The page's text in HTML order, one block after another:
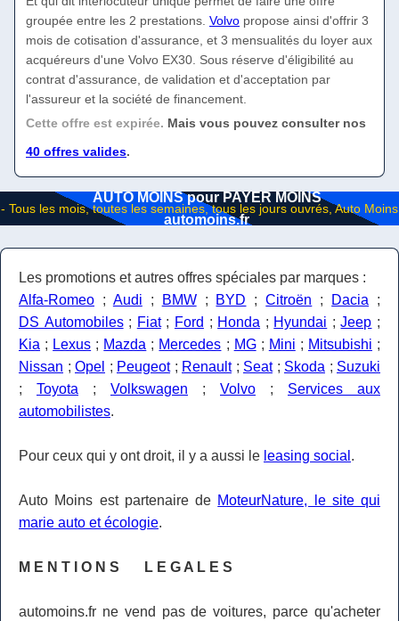
groupée entre les 2 prestations. Volvo propose ainsi d'offrir 3
mois de cotisation d'assurance, et 3 mensualités du loyer aux
acquéreurs d'une Volvo EX30. Sous réserve d'éligibilité au
contrat d'assurance, de validation et d'acceptation par
l'assureur et la société de financement.
Cette offre est expirée. Mais vous pouvez consulter nos
40 offres valides.
AUTO MOINS pour PAYER MOINS
automoins.fr
Les promotions et autres offres spéciales par marques :
Alfa-Romeo ; Audi ; BMW; BYD ;Citroën ; Dacia ;
DS Automobiles; Fiat; Ford ; Honda ; Hyundai ;Jeep ;
Kia ; Lexus ; Mazda ; Mercedes ; MG; Mini ; Mitsubishi ;
Nissan ; Opel ; Peugeot; Renault; Seat; Skoda ; Suzuki
; Toyota ; Volkswagen ; Volvo ; Services aux
automobilistes.
Pour ceux qui y ont droit, il y a aussi le leasing social .
Auto Moins est partenaire de MoteurNature, le site qui
marie auto et écologie.
M E N T I O N S L E G A L E S
automoins.fr ne vend pas de voitures, parce qu'acheter